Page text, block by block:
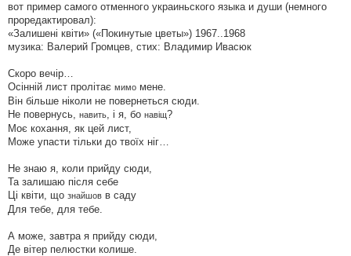
вот пример самого отменного украиньского языка и души (немного
проредактировал):
«Залишені квіти» («Покинутые цветы») 1967..1968
музика: Валерий Громцев, стих: Владимир Ивасюк
Скоро вечір…
Осінній лист пролітає мимо мене.
Він більше ніколи не повернеться сюди.
Не повернусь, навить, і я, бо навіщ?
Моє кохання, як цей лист,
Може упасти тільки до твоїх ніг…
Не знаю я, коли прийду сюди,
Та залишаю після себе
Ці квіти, що знайшов в саду
Для тебе, для тебе.
А може, завтра я прийду сюди,
Де вітер пелюстки колише.